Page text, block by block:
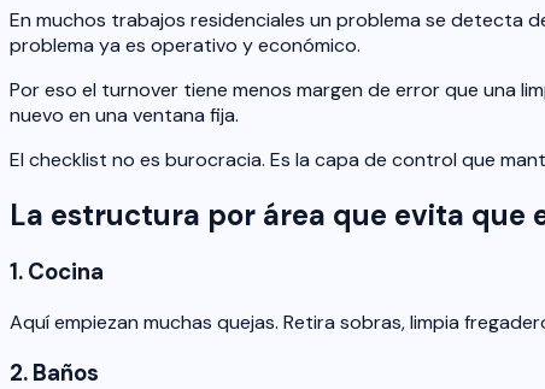
En muchos trabajos residenciales un problema se detecta
problema ya es operativo y económico.
Por eso el turnover tiene menos margen de error que una
nuevo en una ventana fija.
El checklist no es burocracia. Es la capa de control que
La estructura por área que evita que
1. Cocina
Aquí empiezan muchas quejas. Retira sobras, limpia
2. Baños